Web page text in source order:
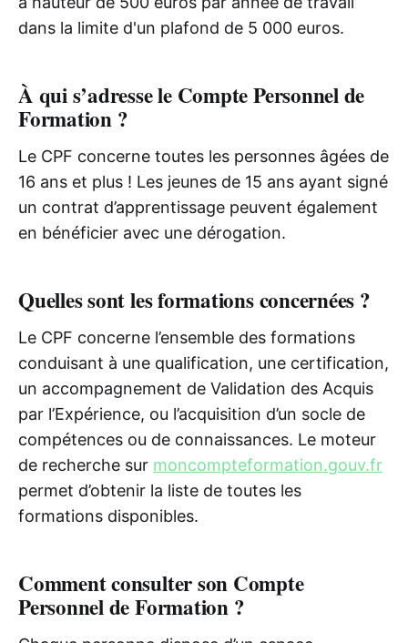
dans la limite d'un plafond de 5 000 euros.
À qui s’adresse le Compte Personnel de
Formation ?
Le CPF concerne toutes les personnes âgées de
16 ans et plus ! Les jeunes de 15 ans ayant signé
un contrat d’apprentissage peuvent également
en bénéficier avec une dérogation.
Quelles sont les formations concernées ?
Le CPF concerne l’ensemble des formations
conduisant à une qualification, une certification,
un accompagnement de Validation des Acquis
par l’Expérience, ou l’acquisition d’un socle de
compétences ou de connaissances. Le moteur
de recherche sur moncompteformation.gouv.fr
permet d’obtenir la liste de toutes les
formations disponibles.
Comment consulter son Compte
Personnel de Formation ?